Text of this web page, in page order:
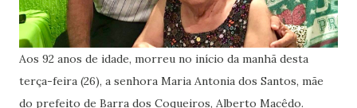
Aos 92 anos de idade, morreu no início da manhã desta
terça-feira (26), a senhora Maria Antonia dos Santos, mãe
do prefeito de Barra dos Coqueiros, Alberto Macêdo.